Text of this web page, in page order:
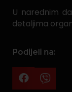
U narednim
detaljima
Podijeli na: